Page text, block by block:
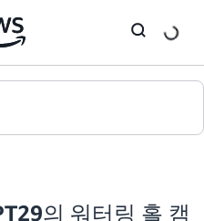
의 워터링 홀 캠